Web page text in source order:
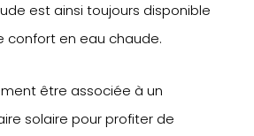
est ainsi toujours disponible
confort en eau chaude.
être associée à un
solaire pour profiter de